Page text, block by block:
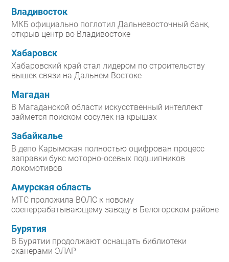
Владивосток
МКБ официально поглотил Дальневосточный банк,
открыв центр во Владивостоке
Хабаровск
Хабаровский край стал лидером по строительству
вышек связи на Дальнем Востоке
Магадан
В Магаданской области искусственный интеллект
займется поиском сосулек на крышах
Забайкалье
В депо Карымская полностью оцифрован процесс
заправки букс моторно-осевых подшипников
локомотивов
Амурская область
МТС проложила ВОЛС к новому
соеперрабатывающему заводу в Белогорском районе
Бурятия
В Бурятии продолжают оснащать библиотеки
сканерами ЭЛАР